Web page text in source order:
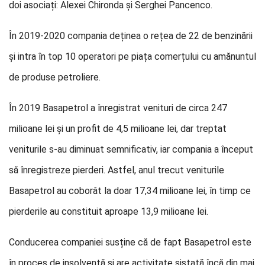
doi asociați: Alexei Chironda și Serghei Pancenco.
În 2019-2020 compania deținea o rețea de 22 de benzinării
și intra în top 10 operatori pe piața comerțului cu amănuntul
de produse petroliere.
În 2019 Basapetrol a înregistrat venituri de circa 247
milioane lei și un profit de 4,5 milioane lei, dar treptat
veniturile s-au diminuat semnificativ, iar compania a început
să înregistreze pierderi. Astfel, anul trecut veniturile
Basapetrol au coborât la doar 17,34 milioane lei, în timp ce
pierderile au constituit aproape 13,9 milioane lei.
Conducerea companiei susține că de fapt Basapetrol este